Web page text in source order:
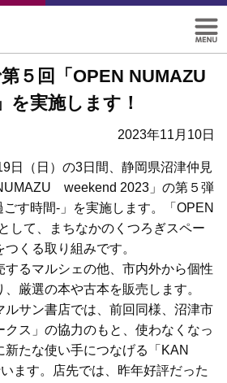
５回「OPEN NUMAZU
を実施します！
2023年11月10日
日（日）の3日間、静岡県沼津仲見
weekend 2023」の第５弾
ごす時間-」を実施します。「OPEN
して、まちなかのくつろぎスペー
くる取り組みです。
するマルシェの他、市内外から個性
厳選の本や古本を販売します。
ルサン書店では、前回同様、沼津市
クス」の協力のもと、使わなくなっ
新たな使い手につなげる「KAN
ます。店先では、昨年好評だった